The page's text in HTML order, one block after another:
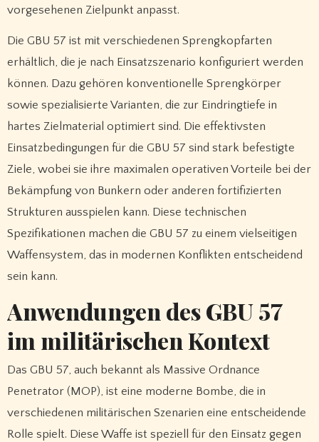
vorgesehenen Zielpunkt anpasst.
Die GBU 57 ist mit verschiedenen Sprengkopfarten
erhältlich, die je nach Einsatzszenario konfiguriert werden
können. Dazu gehören konventionelle Sprengkörper
sowie spezialisierte Varianten, die zur Eindringtiefe in
hartes Zielmaterial optimiert sind. Die effektivsten
Einsatzbedingungen für die GBU 57 sind stark befestigte
Ziele, wobei sie ihre maximalen operativen Vorteile bei der
Bekämpfung von Bunkern oder anderen fortifizierten
Strukturen ausspielen kann. Diese technischen
Spezifikationen machen die GBU 57 zu einem vielseitigen
Waffensystem, das in modernen Konflikten entscheidend
sein kann.
Anwendungen des GBU 57
im militärischen Kontext
Das GBU 57, auch bekannt als Massive Ordnance
Penetrator (MOP), ist eine moderne Bombe, die in
verschiedenen militärischen Szenarien eine entscheidende
Rolle spielt. Diese Waffe ist speziell für den Einsatz gegen